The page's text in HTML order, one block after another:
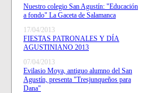
Nuestro colegio San Agustín: "Educación
a fondo" La Gaceta de Salamanca
17/04/2013
FIESTAS PATRONALES Y DÍA
AGUSTINIANO 2013
07/04/2013
Evilasio Moya, antiguo alumno del San
Agustín, presenta "Tresjunqueños para
Dana"